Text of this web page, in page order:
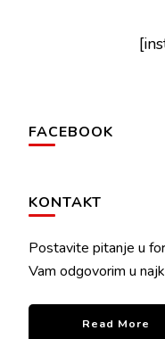
FACEBOOK
KONTAKT
Postavite pitanje u
Vam odgovorim u
Read More